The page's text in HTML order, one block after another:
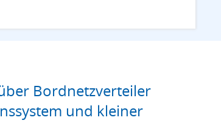
Bordnetzverteiler
und kleiner